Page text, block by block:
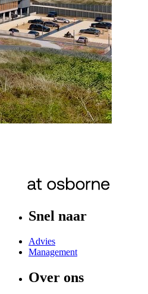
Snel naar
Advies
Management
Over ons